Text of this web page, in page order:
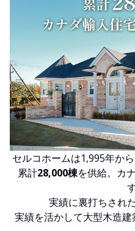
セルコホームは1,995年か
累計28,000棟を供給。カ
実績に裏打ちされ
実績を活かして大型木造建